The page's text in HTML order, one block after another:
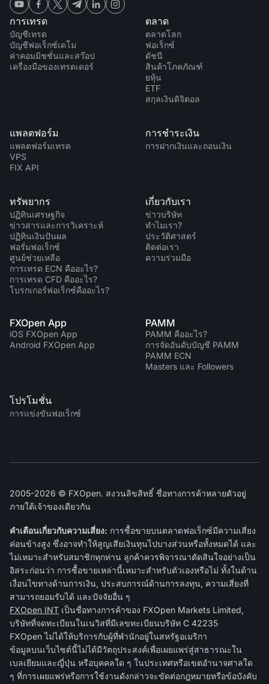
การเทรด
บัญชีเทรด
บัญชีฟอเร็กซ์เดโม
ค่าคอมมิชชั่นและสว๊อป
เครื่องมือของเทรดเดอร์
ตลาด
ตลาดโลก
ฟอเร็กซ์
ดัชนี
สินค้าโภคภัณฑ์
ยหุ้น
ETF
สกุลเงินดิจิตอล
แพลตฟอร์ม
แพลตฟอร์มเทรด
VPS
FIX API
การชำระเงิน
การฝากเงินและถอนเงิน
ทรัพยากร
ปฏิทินเศรษฐกิจ
ข่าวสารและการวิเคราะห์
ปฏิทินเงินปันผล
ฟอรั่มฟอเร็กซ์
ศูนย์ช่วยเหลือ
การเทรด ECN คืออะไร?
การเทรด CFD คืออะไร?
โบรกเกอร์ฟอเร็กซ์คืออะไร?
เกี่ยวกับเรา
ข่าวบริษัท
ทำไมเรา?
ประวัติศาสตร์
ติดต่อเรา
ความร่วมมือ
FXOpen App
iOS FXOpen App
Android FXOpen App
PAMM
PAMM คืออะไร?
การจัดอันดับบัญชี PAMM
PAMM ECN
Masters และ Followers
โปรโมชั่น
การแข่งขันฟอเร็กซ์
2005-2026 © FXOpen. สงวนลิขสิทธิ์ ชื่อทางการค้าหลายตัวอยู่
ภายใต้เจ้าของเดียวกัน
คำเตือนเกี่ยวกับความเสี่ยง: การซื้อขายบนตลาดฟอเร็กซ์มีความเสี่ยง
ค่อนข้างสูง ซึ่งอาจทำให้สูญเสียเงินทุนไปบางส่วนหรือทั้งหมดได้ และ
ไม่เหมาะสำหรับสมาชิกทุกท่าน ลูกค้าควรพิจารณาตัดสินใจอย่างเป็น
อิสระก่อนว่า การซื้อขายเหล่านี้เหมาะสำหรับตัวเองหรือไม่ ทั้งในด้าน
เงื่อนไขทางด้านการเงิน, ประสบการณ์ด้านการลงทุน, ความเสี่ยงที่
สามารถยอมรับได้ และปัจจัยอื่น ๆ
FXOpen INT เป็นชื่อทางการค้าของ FXOpen Markets Limited,
บริษัทที่จดทะเบียนในเนวิสที่มีเลขทะเบียนบริษัท C 42235
FXOpen ไม่ได้ให้บริการกับผู้ที่พำนักอยู่ในสหรัฐอเมริกา
ข้อมูลบนเว็บไซต์นี้ไม่ได้มีวัตถุประสงค์เพื่อเผยแพร่สู่สาธารณะใน
เบลเยียมและญี่ปุ่น หรือบุคคลใด ๆ ในประเทศหรือเขตอำนาจศาลใด
ๆ ที่การเผยแพร่หรือการใช้งานดังกล่าวจะขัดต่อกฎหมายหรือข้อบังคับ